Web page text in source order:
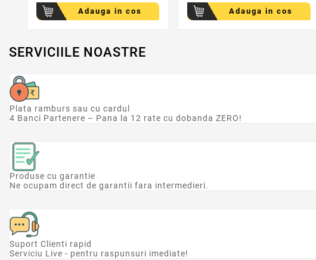
Adauga in cos Adauga in cos
SERVICIILE NOASTRE
Plata ramburs sau cu cardul
4 Banci Partenere – Pana la 12 rate cu dobanda ZERO!
Produse cu garantie
Ne ocupam direct de garantii fara intermedieri.
Suport Clienti rapid
Serviciu Live - pentru raspunsuri imediate!